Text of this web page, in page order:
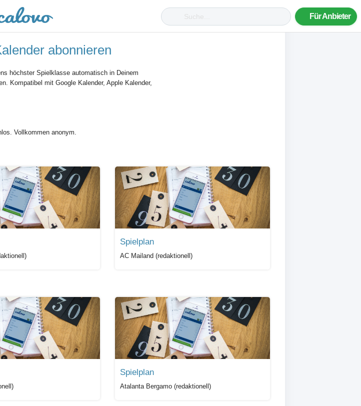
Für Anbieter
abonnieren
höchster Spielklasse automatisch in Deinem
Kompatibel mit Google Kalender, Apple Kalender,
Vollkommen anonym.
Spielplan
AC Mailand (redaktionell)
Spielplan
Atalanta Bergamo (redaktionell)